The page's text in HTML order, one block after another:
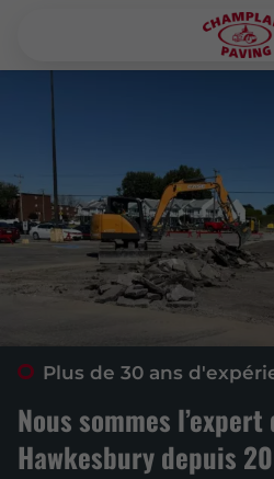
Plus de 30 ans
Nous sommes
Hawkesbury depuis